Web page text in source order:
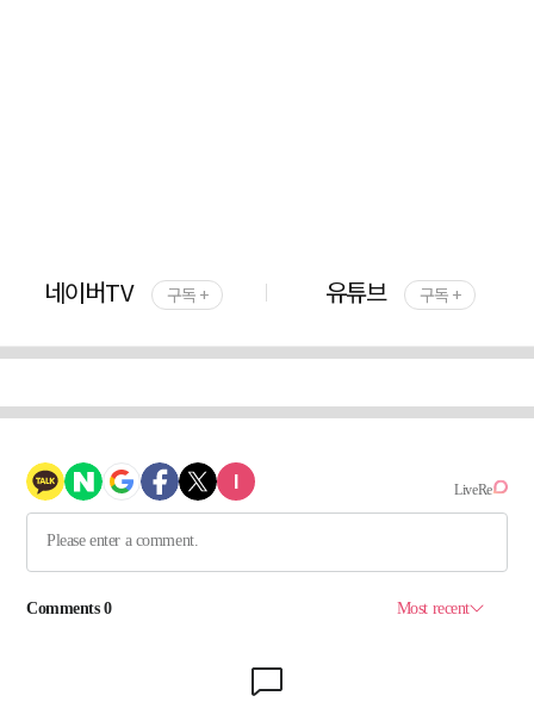
네이버TV 구독 + 유튜브 구독 +